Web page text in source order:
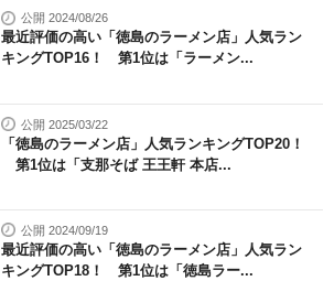
公開 2024/08/26
最近評価の高い「徳島のラーメン店」人気ラン
キングTOP16！ 第1位は「ラーメン...
公開 2025/03/22
「徳島のラーメン店」人気ランキングTOP20！
第1位は「支那そば 王王軒 本店...
公開 2024/09/19
最近評価の高い「徳島のラーメン店」人気ラン
キングTOP18！ 第1位は「徳島ラー...